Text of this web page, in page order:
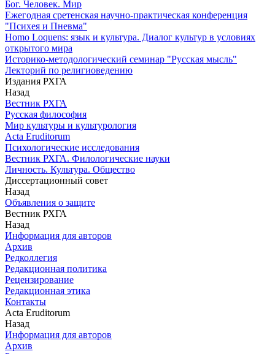
Бог. Человек. Мир
Ежегодная сретенская научно-практическая конференция
"Психея и Пневма"
Homo Loquens: язык и культура. Диалог культур в условиях
открытого мира
Историко-методологический семинар "Русская мысль"
Лекторий по религиоведению
Издания РХГА
Назад
Вестник РХГА
Русская философия
Мир культуры и культурология
Acta Eruditorum
Психологические исследования
Вестник РХГА. Филологические науки
Личность. Культура. Общество
Диссертационный совет
Назад
Объявления о защите
Вестник РХГА
Назад
Информация для авторов
Архив
Редколлегия
Редакционная политика
Рецензирование
Редакционная этика
Контакты
Acta Eruditorum
Назад
Информация для авторов
Архив